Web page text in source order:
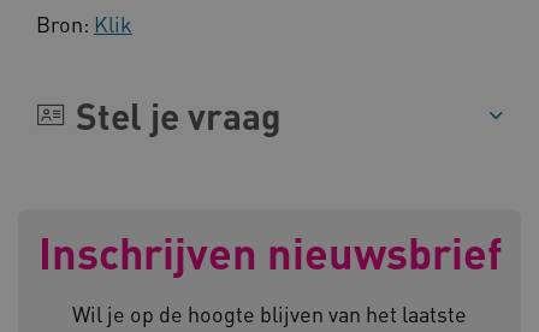
Bron: Klik
Stel je vraag
Inschrijven nieuwsbrief
Wil je op de hoogte blijven van het laatste
__cf_bm
BCSessionID vilans.blueconic.net
Google Privacy Policy